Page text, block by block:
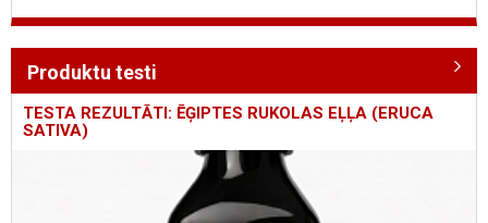
Produktu testi
TESTA REZULTĀTI: ĒĢIPTES RUKOLAS EĻĻA (ERUCA
SATIVA)